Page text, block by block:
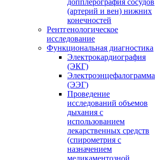
допплерография сосудов
(артерий и вен) нижних
конечностей
Рентгенологическое
исследование
Функциональная диагностика
Электрокардиография
(ЭКГ)
Электроэнцефалограмма
(ЭЭГ)
Проведение
исследований объемов
дыхания с
использованием
лекарственных средств
(спирометрия с
назначением
медикаментозной